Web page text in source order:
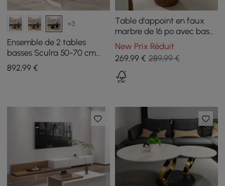
+3
Ensemble de 2 tables
basses Sculra 50-70 cm
noires avec plateau en
pierre frittée
892,99 €
Table d'appoint en faux
marbre de 16 po avec base
en bois
New Prix Réduit
269,99€ 289,99 €